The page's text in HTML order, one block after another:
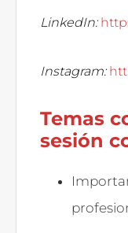
LinkedIn:
Instagram:
Temas
sesión